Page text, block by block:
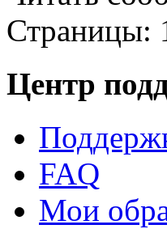
Страницы:
Центр
FAQ
Мои